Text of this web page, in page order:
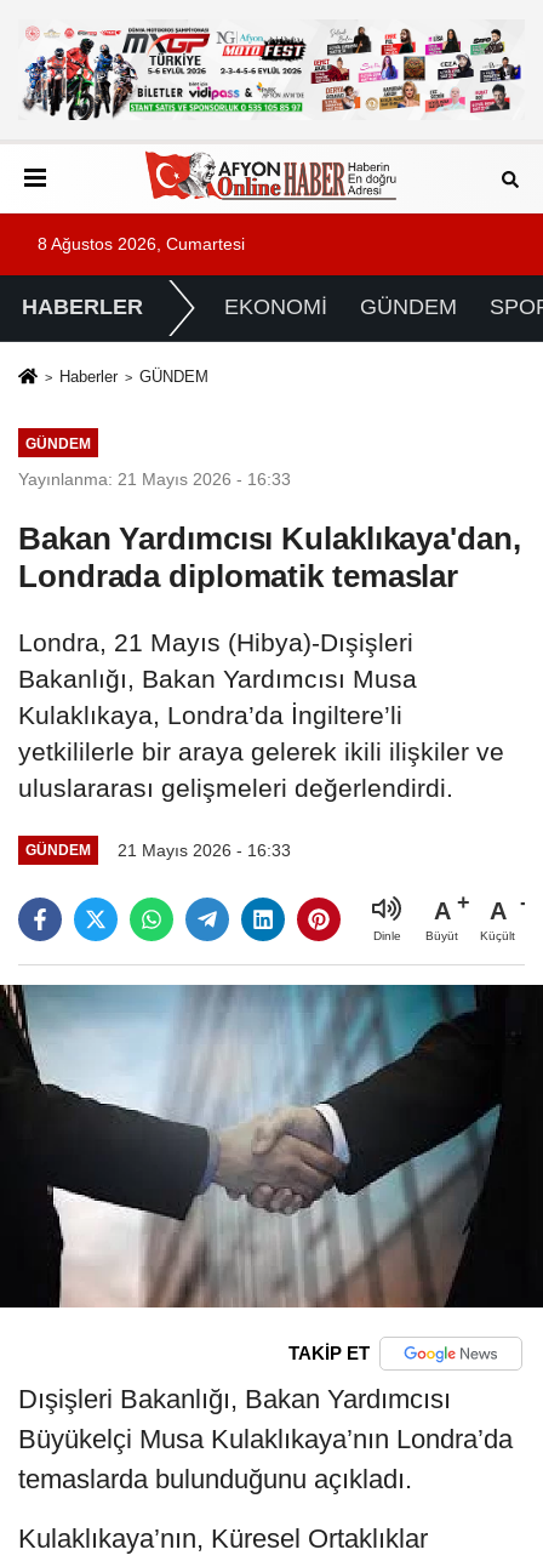
8 Ağustos 2026, Cumartesi
HABERLER EKONOMİ GÜNDEM
Haberler GÜNDEM
GÜNDEM
Yayınlanma: 21 Mayıs 2026 - 16:33
Bakan Yardımcısı Kulaklıkaya'dan,
Londrada diplomatik temaslar
Londra, 21 Mayıs (Hibya)-Dışişleri
Bakanlığı, Bakan Yardımcısı Musa
Kulaklıkaya, Londra’da İngiltere’li
yetkililerle bir araya gelerek ikili ilişkiler ve
uluslararası gelişmeleri değerlendirdi.
GÜNDEM 21 Mayıs 2026 - 16:33
Dinle
A
Büyüt
A
Küçült
TAKİP ET
Dışişleri Bakanlığı, Bakan Yardımcısı
Büyükelçi Musa Kulaklıkaya’nın Londra’da
temaslarda bulunduğunu açıkladı.
Kulaklıkaya’nın, Küresel Ortaklıklar